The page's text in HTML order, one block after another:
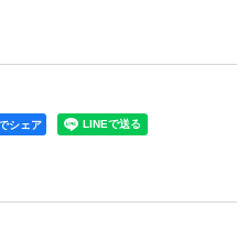
シェア